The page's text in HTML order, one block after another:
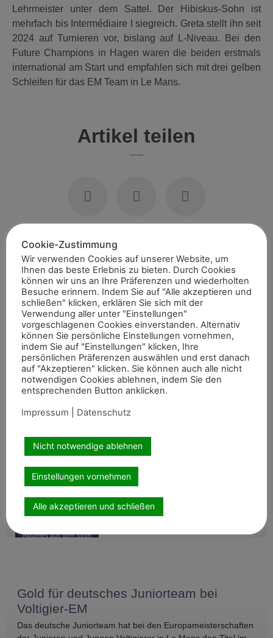
Lehrmeister unter dem Sattel. Der Hibiskus-Sohn ist
mehrfach bis Intermédiaire I siegreich. Greta stellt ihn seit
2024 auf Turnieren vor, bislang auf L-Niveau. Bei den
Future Champions in Hagen waren die beiden erstmals
international am Start und empfahlen sich mit drei gelben
Schleifen für das EM Team in Le Mans.
Artikel teilen
Empfohlene Artikel
Aktuelles aus dem Sport
Internationale Top-Platzierungen fürs
Rheinland
Auch abseits der großen Championate waren die Reiterinnen
und Reiter aus dem Rheinland am vergangenen
Aktuelles aus dem Sport
Starke rheinische Fahrer bei DJM
Bei den Deutschen Jugendmeisterschaften im Fahren in
Badeborn konnten die rheinischen Nachwuchsfahrer mit
Koitka erreichte
Gold für deutsches Juniorteam bei
Voltigier-EM
Das deutsche Juniorteam hat bei den Europameisterschaften
Cookie-Zustimmung
Wir verwenden Cookies auf unserer Website, um
Ihnen das beste Erlebnis zu bieten. Durch Cookies
können wir uns an Ihre Präferenzen und wiederholten
Besuche erinnern. Indem Sie auf "Alle akzeptieren und
schließen" klicken, erklären Sie sich mit der
Verwendung aller unter "Einstellungen"
vorgeschlagenen Cookies einverstanden. Alternativ
können Sie persönliche Einstellungen vornehmen,
indem Sie auf "Einstellungen" klicken, Ihre
persönlichen Präferenzen auswählen und erst danach
auf "Akzeptieren" klicken. Sie können auch alle nicht
notwendigen Cookies ablehnen, indem Sie den
entsprechenden Button anklicken.
Impressum
Datenschutz
Nicht notwendige ablehnen
Einstellungen vornehmen
Alle akzeptieren und schließen